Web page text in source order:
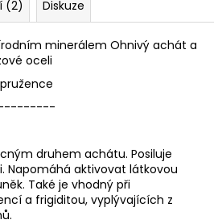
(2) Diskuze
minerálem Ohnivý achát a
oceli
druhem achátu. Posiluje
Napomáhá aktivovat látkovou
Také je vhodný při
a frigiditou, vyplývajících z